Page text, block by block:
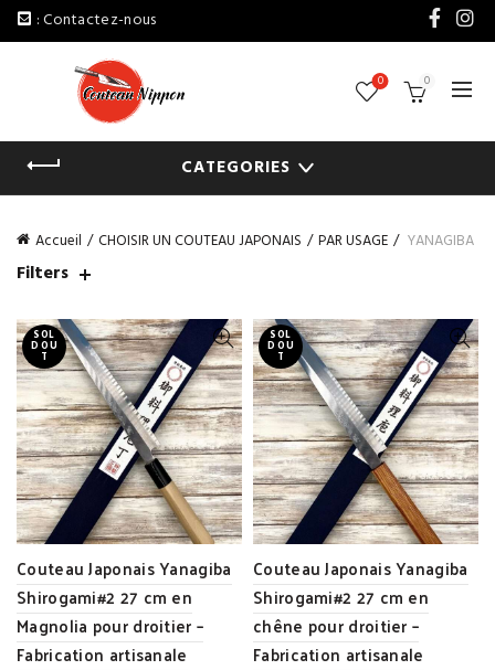
: Contactez-nous
0 0
CATEGORIES
Accueil CHOISIR UN COUTEAU JAPONAIS PAR USAGE YANAGIBA
Filters
SOL
D OU
T
Couteau Japonais Yanagiba
Shirogami#2 27 cm en
Magnolia pour droitier –
Fabrication artisanale
SOL
D OU
T
Couteau Japonais Yanagiba
Shirogami#2 27 cm en
chêne pour droitier –
Fabrication artisanale